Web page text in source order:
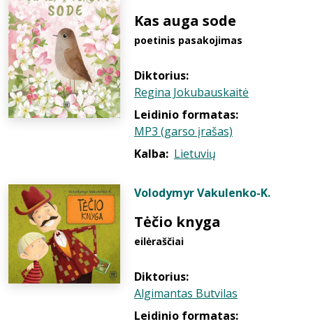
Kas auga sode
poetinis pasakojimas
Diktorius:
Regina Jokubauskaitė
Leidinio formatas:
MP3 (garso įrašas)
Kalba: Lietuvių
Volodymyr Vakulenko-K.
Tėčio knyga
eilėraščiai
Diktorius:
Algimantas Butvilas
Leidinio formatas: